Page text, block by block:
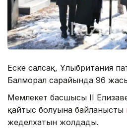
Еске салсақ, Ұлыбритания
Балморал сарайында 96
Мемлекет басшысы ІІ
қайтыс болуына байланысты
жеделхатын жолдады.